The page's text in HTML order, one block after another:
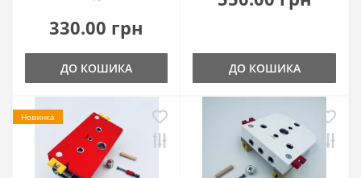
330.00 грн
ДО КОШИКА ДО КОШИКА
Новинка